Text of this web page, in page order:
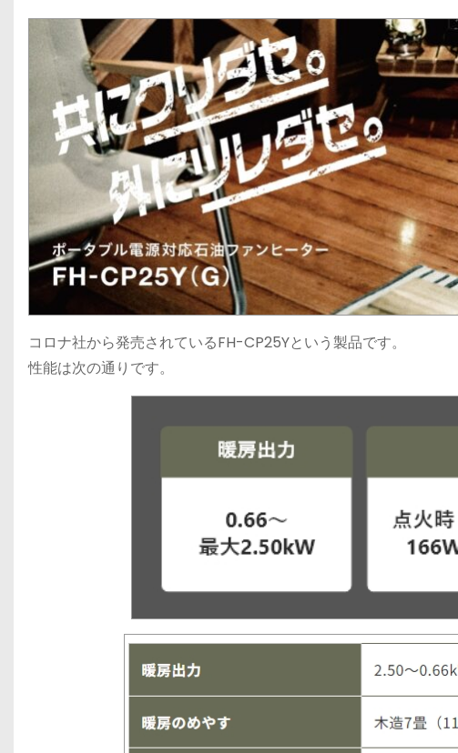
コロナ社から発売されているFH-CP25Yという製品です。
性能は次の通りです。